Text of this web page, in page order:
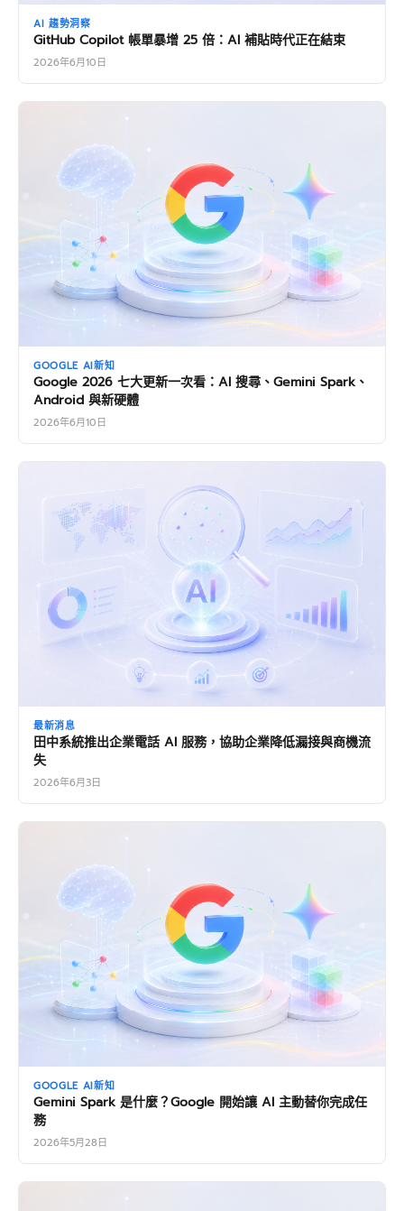
AI 趨勢洞察
GitHub Copilot 帳單暴增 25 倍：AI 補貼時代正在結束
2026年6月10日
GOOGLE AI新知
Google 2026 七大更新一次看：AI 搜尋、Gemini Spark、
Android 與新硬體
2026年6月10日
最新消息
田中系統推出企業電話 AI 服務，協助企業降低漏接與商機流
失
2026年6月3日
GOOGLE AI新知
Gemini Spark 是什麼？Google 開始讓 AI 主動替你完成任
務
2026年5月28日